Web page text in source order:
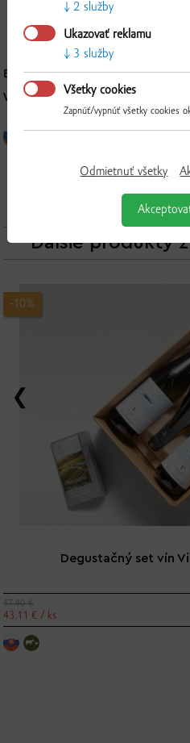
BALENIE: 6 x 0,75 l
VÝROBCA: VILÁGI WINERY;
Ďalšie produkty
-10%
Degustačný set vín
47.90 €
43.11 € / ks
2 služby
Ukazovať reklamu
3 služby
Všetky cookies
Zapnúť/vypnúť všetky cookies
Odmietnuť všetky